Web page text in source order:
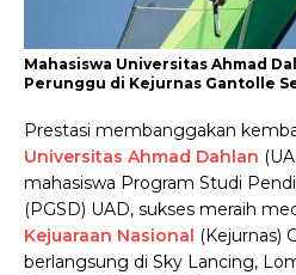
Mahasiswa Universitas Ahmad
Perunggu di Kejurnas Gantolle
Prestasi membanggakan
Universitas Ahmad Dahlan
mahasiswa Program Studi
(PGSD) UAD, sukses meraih
Kejuaraan Nasional
(Kejurnas)
berlangsung di Sky Lancing,